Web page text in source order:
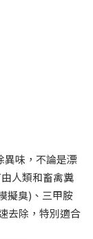
異味，不論是漂
人類和畜禽糞
擬臭)、三甲胺
去除，特別適合